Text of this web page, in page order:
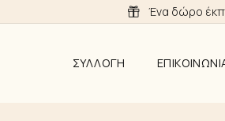
Ένα δώρο
ΣΥΛΛΟΓΉ